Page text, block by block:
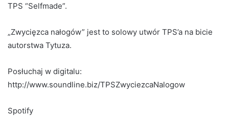
TPS “Selfmade”.
„Zwycięzca nałogów” jest to solowy utwór TPS’a na bicie
autorstwa Tytuza.
Posłuchaj w digitalu:
http://www.soundline.biz/TPSZwyciezcaNalogow
Spotify